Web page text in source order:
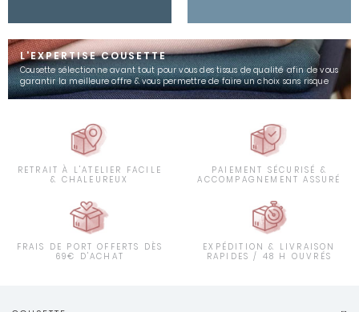
L'EXPERTISE COUSETTE
Cousette sélectionne avant tout pour vous des tissus de qualité afin de vous
garantir la meilleure offre & vous permettre de faire un choix sans risque
RETRAIT À L'ATELIER FACILE
& CHALEUREUX
PAIEMENT SÉCURISÉ &
ACCOMPAGNEMENT ASSURÉ
FRAIS DE PORT OFFERTS DÈS
69€ D'ACHAT
EXPÉDITION & LIVRAISON
RAPIDES / 48 H OUVRÉS